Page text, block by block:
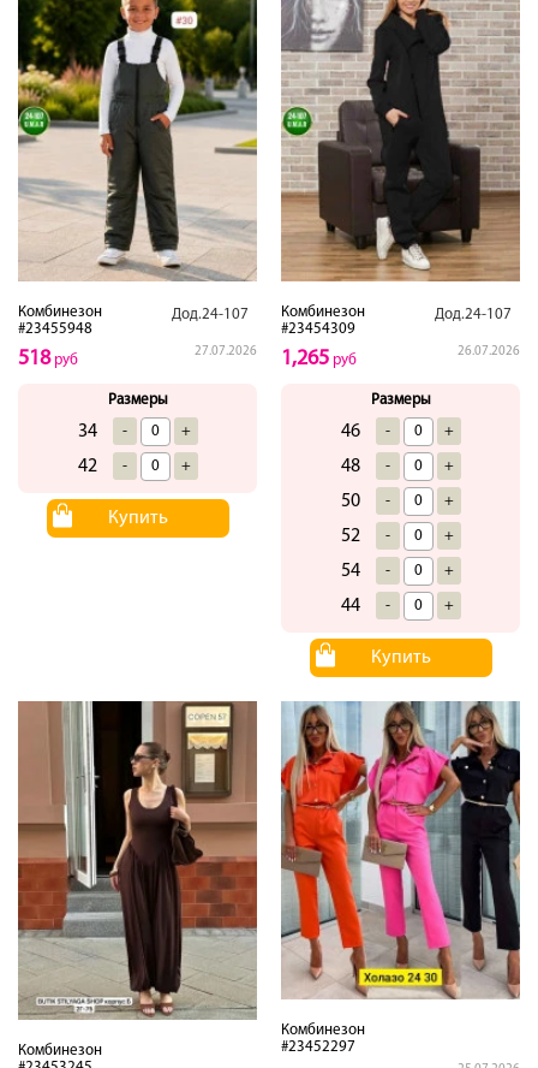
Комбинезон
#23455948
Дод.24-107
27.07.2026
518руб
Размеры
34 - +
42 - +
Купить
Комбинезон
#23454309
Дод.24-107
26.07.2026
1,265 руб
Размеры
46 - +
48 - +
50 - +
52 - +
54 - +
44 - +
Купить
Комбинезон
Комбинезон
#23452297